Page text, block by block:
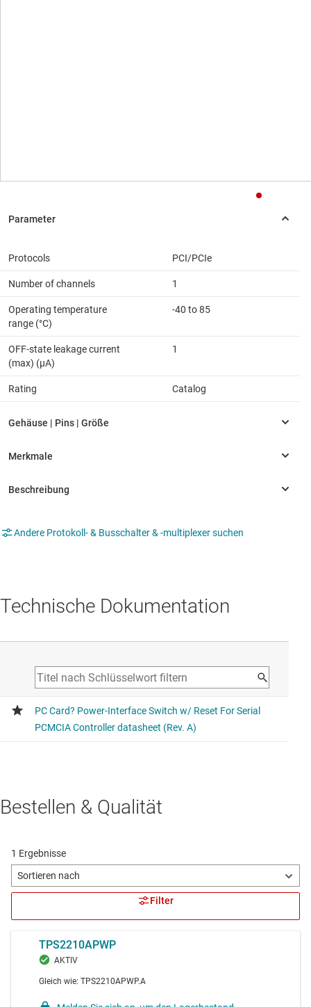
Protocols PCI/PCIe
Number of channels 1
Operating temperature
range (°C)
-40 to 85
OFF-state leakage current
(max) (µA)
1
Rating Catalog
Andere Protokoll- & Busschalter & -multiplexer suchen
Technische Dokumentation
Bestellen & Qualität